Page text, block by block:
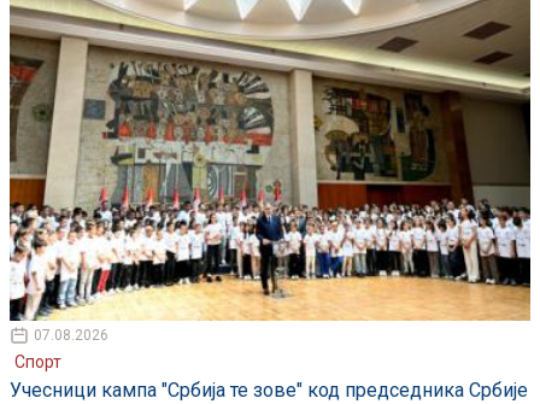
07.08.2026
Спорт
Учесници кампа "Србија те зове" код председника Србије